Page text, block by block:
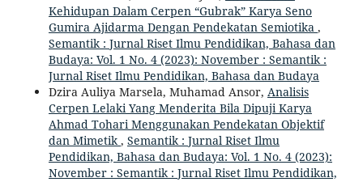
Kehidupan Dalam Cerpen “Gubrak” Karya Seno
Gumira Ajidarma Dengan Pendekatan Semiotika ,
Semantik : Jurnal Riset Ilmu Pendidikan, Bahasa dan
Budaya: Vol. 1 No. 4 (2023): November : Semantik :
Jurnal Riset Ilmu Pendidikan, Bahasa dan Budaya
Dzira Auliya Marsela, Muhamad Ansor, Analisis
Cerpen Lelaki Yang Menderita Bila Dipuji Karya
Ahmad Tohari Menggunakan Pendekatan Objektif
dan Mimetik , Semantik : Jurnal Riset Ilmu
Pendidikan, Bahasa dan Budaya: Vol. 1 No. 4 (2023):
November : Semantik : Jurnal Riset Ilmu Pendidikan,